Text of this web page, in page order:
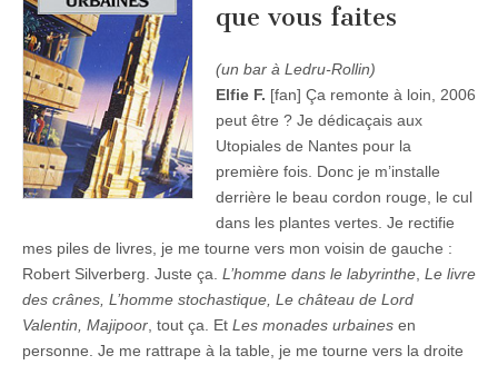
que vous faites
(un bar à Ledru-Rollin)
Elfie F. [fan] Ça remonte à loin, 2006
peut être ? Je dédicaçais aux
Utopiales de Nantes pour la
première fois. Donc je m’installe
derrière le beau cordon rouge, le cul
dans les plantes vertes. Je rectifie
mes piles de livres, je me tourne vers mon voisin de gauche :
Robert Silverberg. Juste ça. L’homme dans le labyrinthe Le livre
des crânes, L’homme stochastique, Le château de Lord
Valentin, Majipoor , tout ça. Et Les monades urbaines en
personne. Je me rattrape à la table, je me tourne vers la droite